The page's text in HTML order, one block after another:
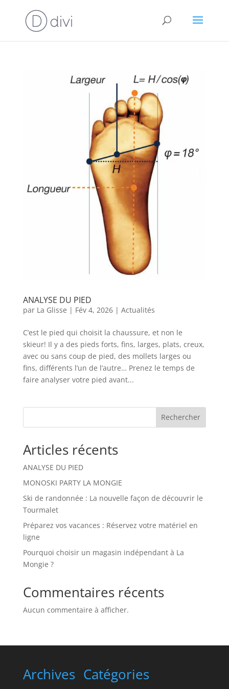
ANALYSE DU PIED
par La Glisse | Fév 4, 2026| Actualités
C’est le pied qui choisit la chaussure, et non le
skieur! Il y a des pieds forts, fins, larges, plats, creux,
avec ou sans coup de pied, des mollets larges ou
fins, différents l’un de l’autre… Prenez le temps de
faire analyser votre pied avant...
Rechercher
Articles récents
ANALYSE DU PIED
MONOSKI PARTY LA MONGIE
Ski de randonnée : La nouvelle façon de découvrir le
Tourmalet
Préparez vos vacances : Réservez votre matériel en
ligne
Pourquoi choisir un magasin indépendant à La
Mongie ?
Commentaires récents
Aucun commentaire à afficher.
Archives Catégories